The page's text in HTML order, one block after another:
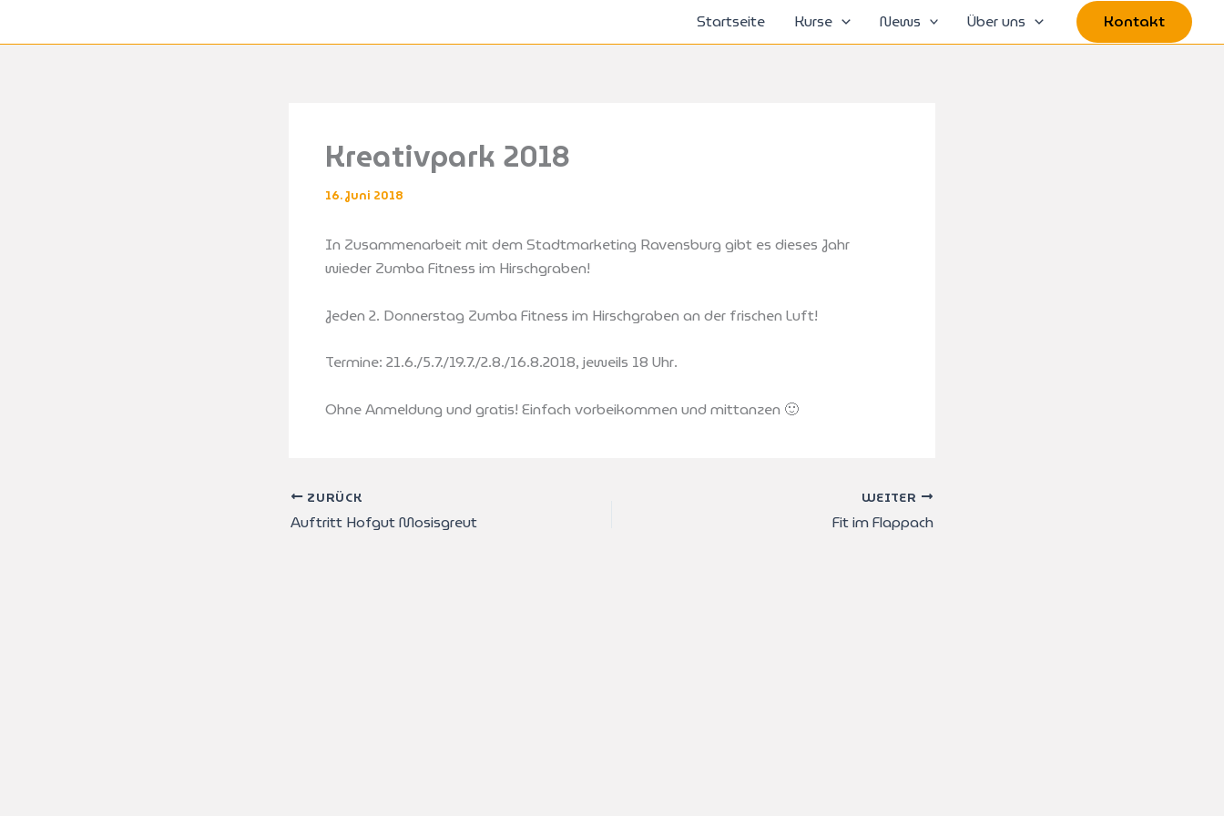
Startseite Kurse News Über uns Kontakt
Kreativpark 2018
16. Juni 2018
In Zusammenarbeit mit dem Stadtmarketing Ravensburg gibt es dieses Jahr
wieder Zumba Fitness im Hirschgraben!
Jeden 2. Donnerstag Zumba Fitness im Hirschgraben an der frischen Luft!
Termine: 21.6./5.7./19.7./2.8./16.8.2018, jeweils 18 Uhr.
Ohne Anmeldung und gratis! Einfach vorbeikommen und mittanzen 🙂
ZURÜCK
Auftritt Hofgut Mosisgreut
WEITER
Fit im Flappach